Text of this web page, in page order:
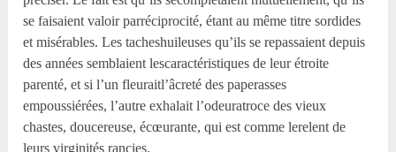
se faisaient valoir parréciprocité, étant au même titre sordides
et misérables. Les tacheshuileuses qu’ils se repassaient depuis
des années semblaient lescaractéristiques de leur étroite
parenté, et si l’un fleuraitl’âcreté des paperasses
empoussiérées, l’autre exhalait l’odeuratroce des vieux
chastes, doucereuse, écœurante, qui est comme lerelent de
leurs virginités rancies.